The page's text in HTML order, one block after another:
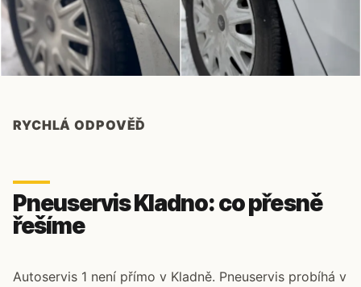
RYCHLÁ ODPOVĚĎ
Pneuservis Kladno: co přesně
řešíme
Autoservis 1 není přímo v Kladně. Pneuservis probíhá v